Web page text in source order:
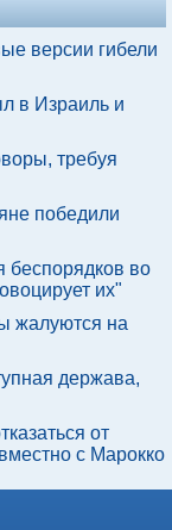
версии гибели
в Израиль и
требуя
победили
беспорядков во
их"
жалуются на
держава,
от
с Марокко